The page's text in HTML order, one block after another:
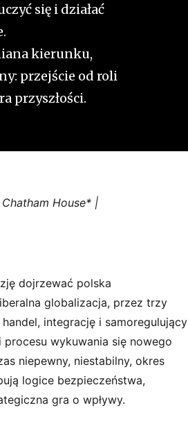
się i działać
kierunku,
przejście od roli
przyszłości.
House* |
dojrzewać polska
globalizacja, przez trzy
integrację i samoregulujący
wykuwania się nowego
niepewny, niestabilny, okres
logice bezpieczeństwa,
gra o wpływy.